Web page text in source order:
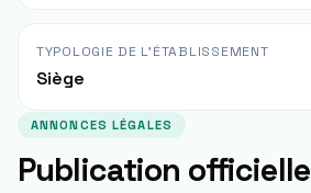
TYPOLOGIE DE L'ÉTABLISSEMENT
Siège
ANNONCES LÉGALES
Publication officielle